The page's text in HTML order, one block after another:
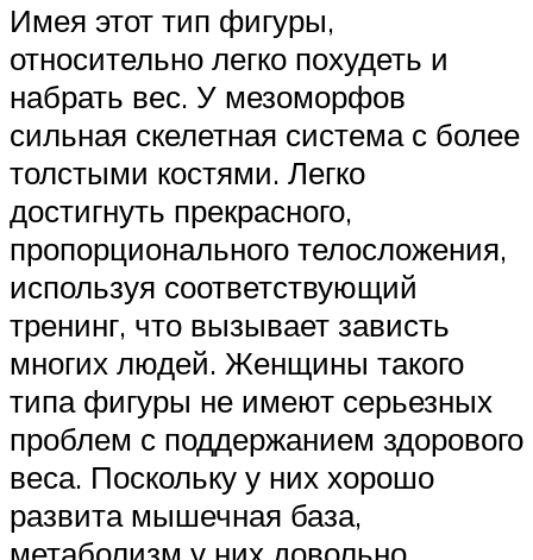
Имея этот тип фигуры,
относительно легко похудеть и
набрать вес. У мезоморфов
сильная скелетная система с более
толстыми костями. Легко
достигнуть прекрасного,
пропорционального телосложения,
используя соответствующий
тренинг, что вызывает зависть
многих людей. Женщины такого
типа фигуры не имеют серьезных
проблем с поддержанием здорового
веса. Поскольку у них хорошо
развита мышечная база,